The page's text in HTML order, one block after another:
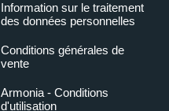
Information sur le traitement
des données personnelles
Conditions générales de
vente
Armonia - Conditions
d'utilisation